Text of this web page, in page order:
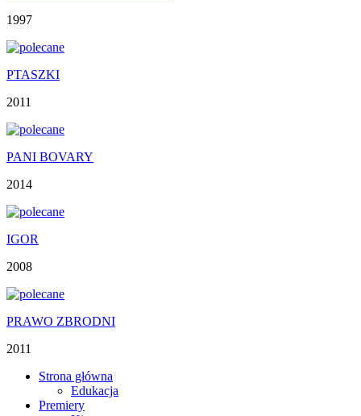
1997
PTASZKI
2011
PANI BOVARY
2014
IGOR
2008
PRAWO ZBRODNI
2011
Strona główna
Edukacja
Premiery